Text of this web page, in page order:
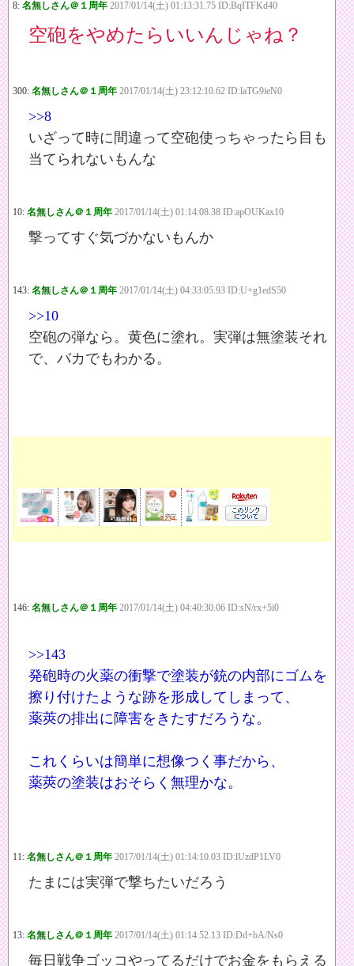
8: 名無しさん＠１周年 2017/01/14(土) 01:13:31.75 ID:BqITFKd40
空砲をやめたらいいんじゃね？
300: 名無しさん＠１周年 2017/01/14(土) 23:12:10.62 ID:laTG9ieN0
>>8
いざって時に間違って空砲使っちゃったら目も
当てられないもんな
10: 名無しさん＠１周年 2017/01/14(土) 01:14:08.38 ID:apOUKax10
撃ってすぐ気づかないもんか
143: 名無しさん＠１周年 2017/01/14(土) 04:33:05.93 ID:U+g1edS50
>>10
空砲の弾なら。黄色に塗れ。実弾は無塗装それ
で、バカでもわかる。
146: 名無しさん＠１周年 2017/01/14(土) 04:40:30.06 ID:sN/rx+5i0
>>143
発砲時の火薬の衝撃で塗装が銃の内部にゴムを
擦り付けたような跡を形成してしまって、
薬莢の排出に障害をきたすだろうな。
これくらいは簡単に想像つく事だから、
薬莢の塗装はおそらく無理かな。
11: 名無しさん＠１周年 2017/01/14(土) 01:14:10.03 ID:lUzdP1LV0
たまには実弾で撃ちたいだろう
13: 名無しさん＠１周年 2017/01/14(土) 01:14:52.13 ID:Dd+bA/Ns0
毎日戦争ゴッコやってるだけでお金をもらえる